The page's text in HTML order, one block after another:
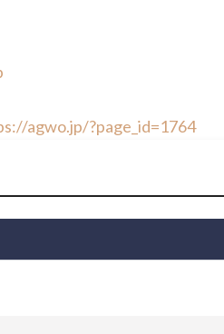
agwo.jp/?page_id=1764